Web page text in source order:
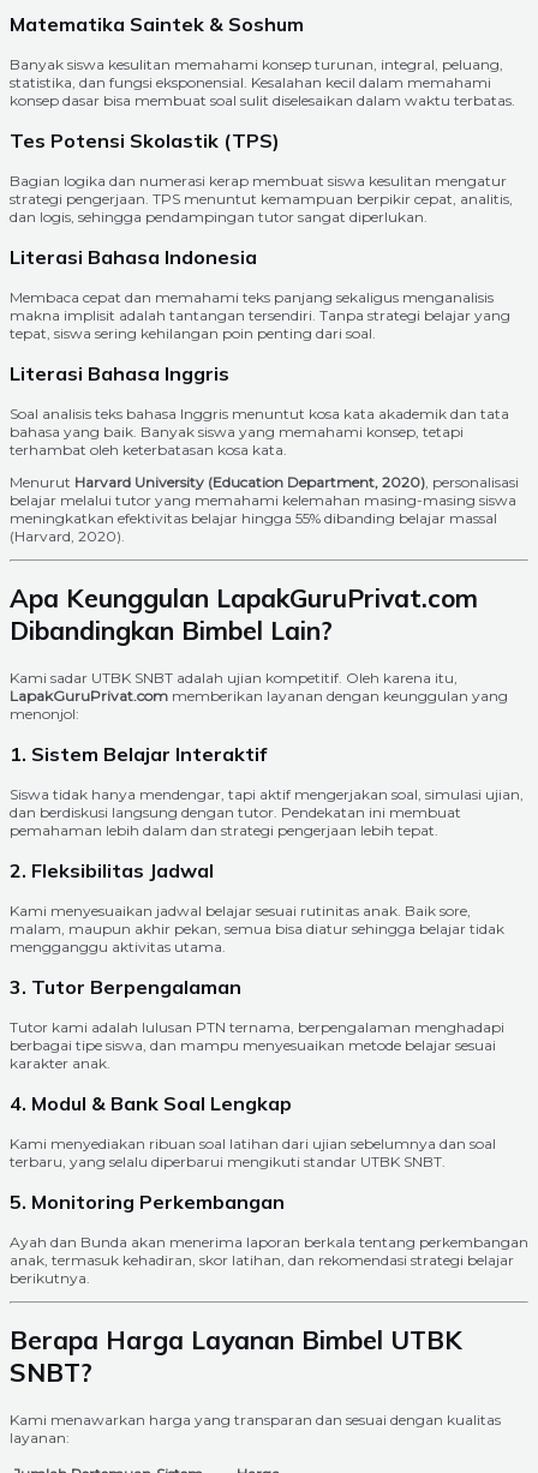
Matematika Saintek & Soshum
Banyak siswa kesulitan memahami konsep turunan, integral, peluang,
statistika, dan fungsi eksponensial. Kesalahan kecil dalam memahami
konsep dasar bisa membuat soal sulit diselesaikan dalam waktu terbatas.
Tes Potensi Skolastik (TPS)
Bagian logika dan numerasi kerap membuat siswa kesulitan mengatur
strategi pengerjaan. TPS menuntut kemampuan berpikir cepat, analitis,
dan logis, sehingga pendampingan tutor sangat diperlukan.
Literasi Bahasa Indonesia
Membaca cepat dan memahami teks panjang sekaligus menganalisis
makna implisit adalah tantangan tersendiri. Tanpa strategi belajar yang
tepat, siswa sering kehilangan poin penting dari soal.
Literasi Bahasa Inggris
Soal analisis teks bahasa Inggris menuntut kosa kata akademik dan tata
bahasa yang baik. Banyak siswa yang memahami konsep, tetapi
terhambat oleh keterbatasan kosa kata.
Menurut Harvard University (Education Department, 2020) , personalisasi
belajar melalui tutor yang memahami kelemahan masing-masing siswa
meningkatkan efektivitas belajar hingga 55% dibanding belajar massal
(Harvard, 2020).
Apa Keunggulan LapakGuruPrivat.com
Dibandingkan Bimbel Lain?
Kami sadar UTBK SNBT adalah ujian kompetitif. Oleh karena itu,
LapakGuruPrivat.com memberikan layanan dengan keunggulan yang
menonjol:
1. Sistem Belajar Interaktif
Siswa tidak hanya mendengar, tapi aktif mengerjakan soal, simulasi ujian,
dan berdiskusi langsung dengan tutor. Pendekatan ini membuat
pemahaman lebih dalam dan strategi pengerjaan lebih tepat.
2. Fleksibilitas Jadwal
Kami menyesuaikan jadwal belajar sesuai rutinitas anak. Baik sore,
malam, maupun akhir pekan, semua bisa diatur sehingga belajar tidak
mengganggu aktivitas utama.
3. Tutor Berpengalaman
Tutor kami adalah lulusan PTN ternama, berpengalaman menghadapi
berbagai tipe siswa, dan mampu menyesuaikan metode belajar sesuai
karakter anak.
4. Modul & Bank Soal Lengkap
Kami menyediakan ribuan soal latihan dari ujian sebelumnya dan soal
terbaru, yang selalu diperbarui mengikuti standar UTBK SNBT.
5. Monitoring Perkembangan
Ayah dan Bunda akan menerima laporan berkala tentang perkembangan
anak, termasuk kehadiran, skor latihan, dan rekomendasi strategi belajar
berikutnya.
Berapa Harga Layanan Bimbel UTBK
SNBT?
Kami menawarkan harga yang transparan dan sesuai dengan kualitas
layanan: